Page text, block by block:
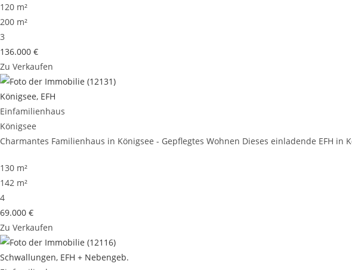
120 m²
200 m²
3
136.000 €
Zu Verkaufen
Königsee, EFH
Einfamilienhaus
Königsee
Charmantes Familienhaus in Königsee - Gepflegtes Wohnen Dieses einladende EFH in
130 m²
142 m²
4
69.000 €
Zu Verkaufen
Schwallungen, EFH + Nebengeb.